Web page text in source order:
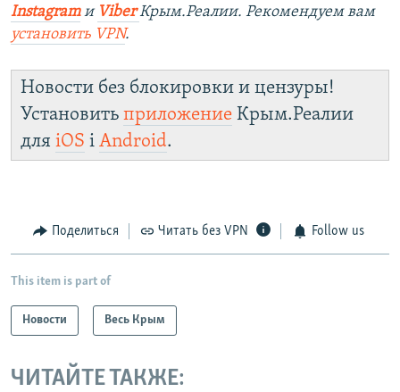
Instagram и ViberКрым.Реалии. Рекомендуем вам
установить VPN.
Новости без блокировки и цензуры!
Установить приложение Крым.Реалии
для iOS і Android.
Поделиться Читать без VPN Follow us
This item is part of
Новости Весь Крым
ЧИТАЙТЕ ТАКЖЕ: